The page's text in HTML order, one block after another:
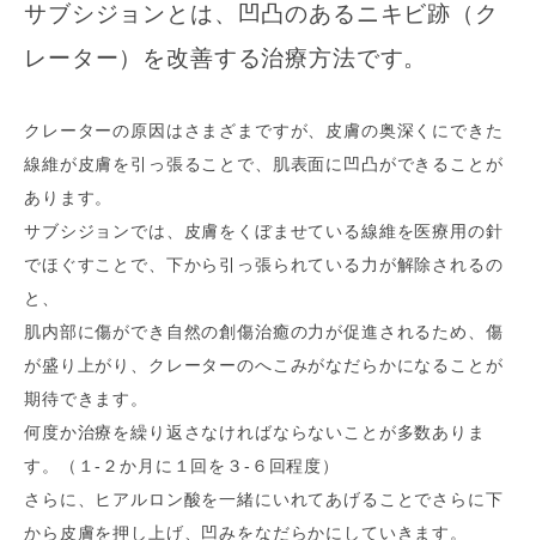
サブシジョンとは、凹凸のあるニキビ跡（ク
レーター）を改善する治療方法です。
クレーターの原因はさまざまですが、皮膚の奥深くにできた
線維が皮膚を引っ張ることで、肌表面に凹凸ができることが
あります。
サブシジョンでは、皮膚をくぼませている線維を医療用の針
でほぐすことで、下から引っ張られている力が解除されるの
と、
肌内部に傷ができ自然の創傷治癒の力が促進されるため、傷
が盛り上がり、クレーターのへこみがなだらかになることが
期待できます。
何度か治療を繰り返さなければならないことが多数ありま
す。（１‐２か月に１回を３‐６回程度）
さらに、ヒアルロン酸を一緒にいれてあげることでさらに下
から皮膚を押し上げ、凹みをなだらかにしていきます。